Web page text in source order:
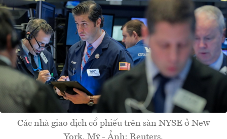
Các nhà giao dịch cổ phiếu trên sàn NYSE ở New
York, Mỹ - Ảnh: Reuters.